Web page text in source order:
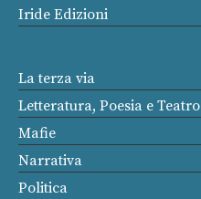
Iride Edizioni
La terza via
Letteratura, Poesia e Teatro
Mafie
Narrativa
Politica